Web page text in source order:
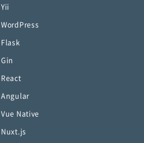
Yii
WordPress
Flask
Gin
React
Angular
Vue Native
Nuxt.js